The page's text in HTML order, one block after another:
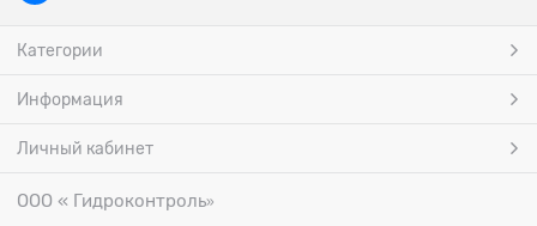
Категории
Информация
Личный кабинет
ООО « Гидроконтроль»